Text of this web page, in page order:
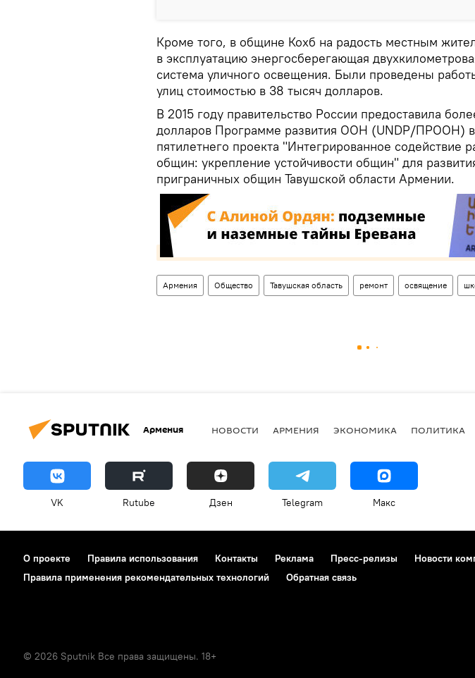
Кроме того, в общине Кохб на радость местным
в эксплуатацию энергосберегающая
система уличного освещения. Были проведены
улиц стоимостью в 38 тысяч долларов.
В 2015 году правительство России предоставила
долларов Программе развития ООН (UNDP/ПРООН)
пятилетнего проекта "Интегрированное содействие
общин: укрепление устойчивости общин" для
приграничных общин Тавушской области Армении.
Армения Общество Тавушская область ремонт освящение
Армения НОВОСТИ АРМЕНИЯ ЭКОНОМИКА ПОЛИТИКА
VK Rutube Дзен Telegram Макс
О проекте Правила использования Контакты Реклама Пресс-релизы Новости
Правила применения рекомендательных технологий
Обратная связь
© 2026 Sputnik Все права защищены. 18+